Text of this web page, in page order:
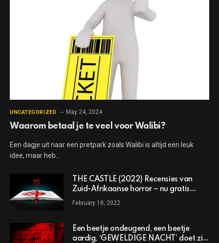
UNCATEGORIZED May 24, 2024
Waarom betaal je te veel voor Walibi?
Een dagje uit naar een pretpark zoals Walibi is altijd een leuk
idee, maar heb…
THE CASTLE (2022) Recensies van
Zuid-Afrikaanse horror – nu gratis
online te bekijken
February 18, 2022
Een beetje ondeugend, een beetje
aardig, ‘GEWELDIGE NACHT’ doet zijn